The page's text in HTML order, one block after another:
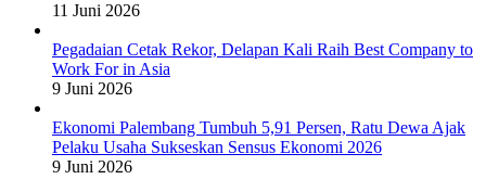
11 Juni 2026
Pegadaian Cetak Rekor, Delapan Kali Raih Best Company to
Work For in Asia
9 Juni 2026
Ekonomi Palembang Tumbuh 5,91 Persen, Ratu Dewa Ajak
Pelaku Usaha Sukseskan Sensus Ekonomi 2026
9 Juni 2026